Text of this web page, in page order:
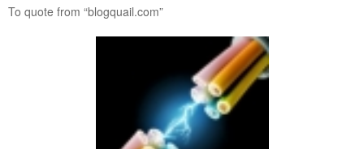
To quote from “blogquail.com”